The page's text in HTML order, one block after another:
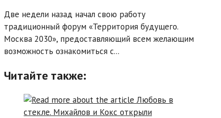
Две недели назад начал свою работу
традиционный форум «Территория будущего.
Москва 2030», предоставляющий всем желающим
возможность ознакомиться с...
Читайте также: